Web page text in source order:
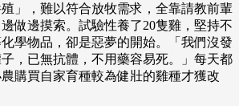
」，難以符合放牧需求，全靠請教前輩
做邊摸索。試驗性養了20隻雞，堅持不
學物品，卻是惡夢的開始。「我們沒發
，已無抗體，不用藥容易死。」每天都
購買自家育種較為健壯的雞種才獲改